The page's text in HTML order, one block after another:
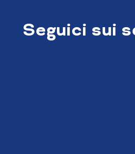
Seguici sui